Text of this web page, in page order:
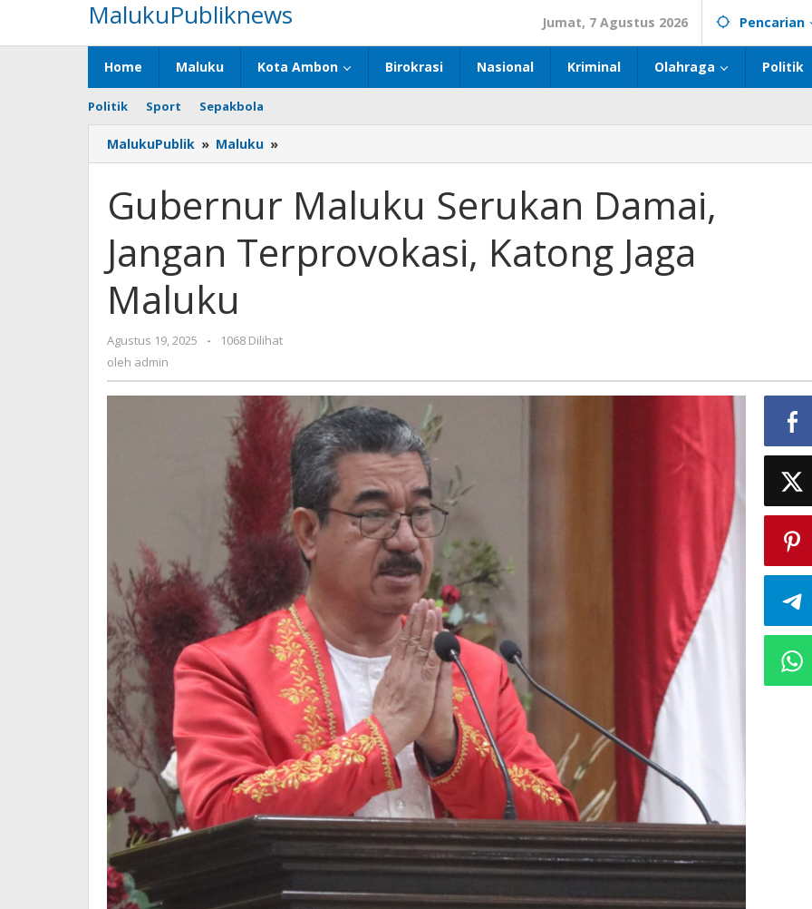
konten
MalukuPubliknews Jumat, 7 Agustus 2026 Pencarian
Home Maluku Kota Ambon Birokrasi Nasional Kriminal Olahraga Politik
Politik Sport Sepakbola
MalukuPublik » Maluku »
Maluku
Damai,
Jangan
Katong
Jaga
Gubernur Maluku Serukan Damai,
Jangan Terprovokasi, Katong Jaga
Maluku
Agustus 19, 2025
oleh
-
1068 Dilihat
oleh admin